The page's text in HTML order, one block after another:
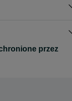
przez